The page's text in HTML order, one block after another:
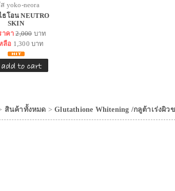
yoko-neora
ธโอน NEUTRO
SKIN
าคา 2,000บาท
ลือ 1,300 บาท
สินค้าทั้งหมด >Glutathione Whitening /กลูต้าเร่งผิว